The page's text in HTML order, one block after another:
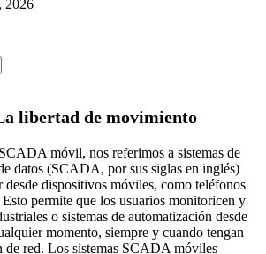
2026
libertad de movimiento
móvil, nos referimos a sistemas de
datos (SCADA, por sus siglas en inglés)
desde dispositivos móviles, como teléfonos
permite que los usuarios monitoricen y
o sistemas de automatización desde
momento, siempre y cuando tengan
de red. Los sistemas SCADA móviles